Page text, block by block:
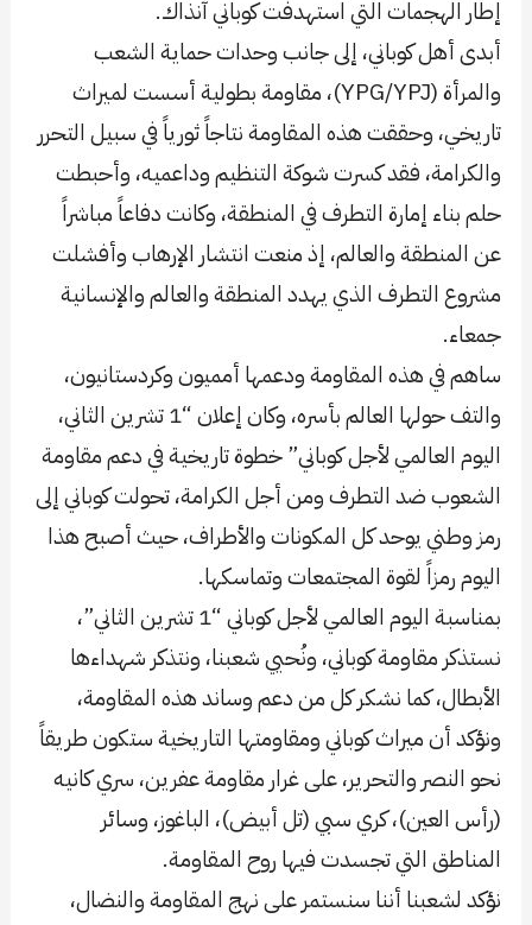
إطار الهجمات التي استهدفت كوباني آنذاك.
أبدى أهل كوباني، إلى جانب وحدات حماية الشعب
والمرأة (YPG/YPJ)، مقاومة بطولية أسست لميراث
تاريخي، وحققت هذه المقاومة نتاجاً ثورياً في سبيل التحرر
والكرامة، فقد كسرت شوكة التنظيم وداعميه، وأحبطت
حلم بناء إمارة التطرف في المنطقة، وكانت دفاعاً مباشراً
عن المنطقة والعالم، إذ منعت انتشار الإرهاب وأفشلت
مشروع التطرف الذي يهدد المنطقة والعالم والإنسانية
جمعاء.
ساهم في هذه المقاومة ودعمها أمميون وكردستانيون،
والتف حولها العالم بأسره، وكان إعلان “1 تشرين الثاني،
اليوم العالمي لأجل كوباني” خطوة تاريخية في دعم مقاومة
الشعوب ضد التطرف ومن أجل الكرامة، تحولت كوباني إلى
رمز وطني يوحد كل المكونات والأطراف، حيث أصبح هذا
اليوم رمزاً لقوة المجتمعات وتماسكها.
بمناسبة اليوم العالمي لأجل كوباني “1 تشرين الثاني”،
نستذكر مقاومة كوباني، ونُحيي شعبنا، ونتذكر شهداءها
الأبطال، كما نشكر كل من دعم وساند هذه المقاومة،
ونؤكد أن ميراث كوباني ومقاومتها التاريخية ستكون طريقاً
نحو النصر والتحرير، على غرار مقاومة عفرين، سري كانيه
(رأس العين)، كري سبي (تل أبيض)، الباغوز، وسائر
المناطق التي تجسدت فيها روح المقاومة.
نؤكد لشعبنا أننا سنستمر على نهج المقاومة والنضال،